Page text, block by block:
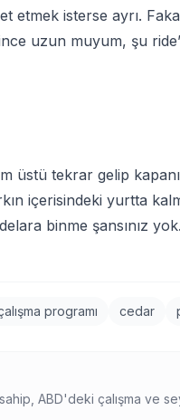
etmek isterse ayrı.
uzun muyum, şu
üstü tekrar gelip
içerisindeki yurtta
binme şansınız yok.
programı cedar
ABD'deki çalışma ve